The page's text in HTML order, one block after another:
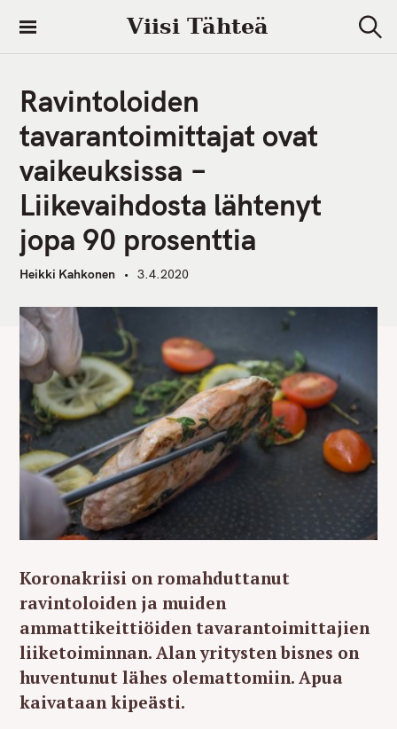
i
Viisi Tähteä
e
Ravintoloiden
tavarantoimittajat ovat
vaikeuksissa −
Liikevaihdosta lähtenyt
jopa 90 prosenttia
Heikki Kahkonen 3.4.2020
Koronakriisi on romahduttanut
ravintoloiden ja muiden
ammattikeittiöiden tavarantoimittajien
liiketoiminnan. Alan yritysten bisnes on
huventunut lähes olemattomiin. Apua
kaivataan kipeästi.